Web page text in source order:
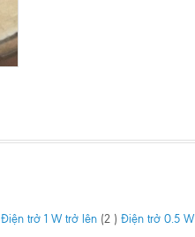
Điện trở 1 W trở lên (2 ) Điện trở 0.5 W